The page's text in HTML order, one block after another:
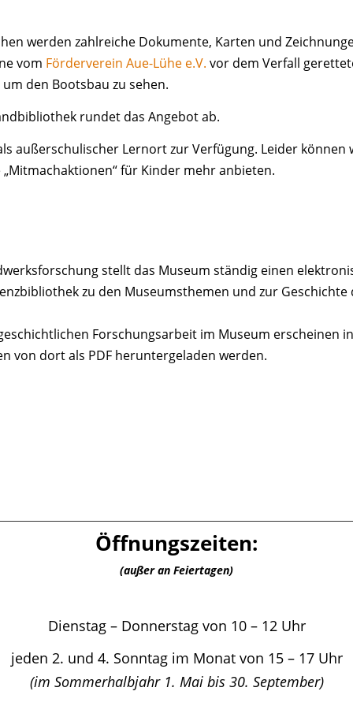
werden zahlreiche Dokumente, Karten und
vom Förderverein Aue-Lühe e.V. vor dem Verfall
den Bootsbau zu sehen.
rundet das Angebot ab.
außerschulischer Lernort zur Verfügung. Leider können
für Kinder mehr anbieten.
stellt das Museum ständig einen
zu den Museumsthemen und zur Geschichte
Forschungsarbeit im Museum erscheinen
von dort als PDF heruntergeladen werden.
Öffnungszeiten:
(außer an Feiertagen)
Dienstag – Donnerstag von 10 – 12 Uhr
jeden 2. und 4. Sonntag im Monat von 15 – 17 Uhr
(im Sommerhalbjahr 1. Mai bis 30. September)